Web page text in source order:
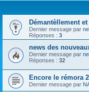
Démantèllement
Dernier message par
Réponses : 3
news des
Dernier message par
Réponses : 32
Encore le rémora
Dernier message par